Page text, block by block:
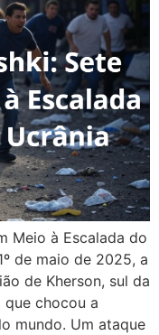
Meio à Escalada do
de maio de 2025, a
de Kherson, sul da
chocou a
mundo. Um ataque